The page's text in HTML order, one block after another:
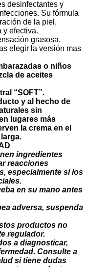
desinfectantes y
Su fórmula
de la piel,
y efectiva.
grasosa.
elegir la versión mas
o niños
de aceites
“SOFT”.
y al hecho de
sin
lugares más
la crema en el
ingredientes
reacciones
especialmente si los
en su mano antes
adversa, suspenda
productos no
regulador.
a diagnosticar,
Consulte a
si tiene dudas